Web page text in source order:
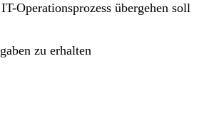
Operationsprozess übergehen soll
zu erhalten